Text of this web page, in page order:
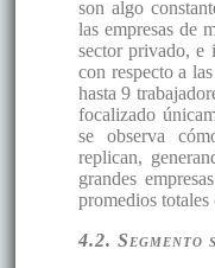
son algo
las empresas de
sector privado, e
con respecto a
hasta 9
focalizado
se observa
replican,
grandes
promedios
4.2. Segmento